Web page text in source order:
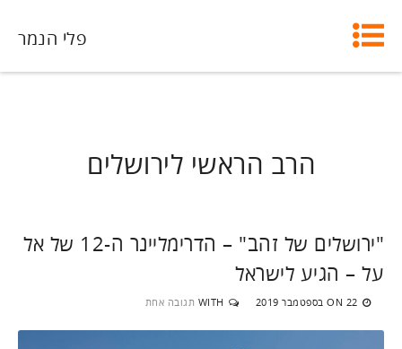
פלי הנמר
הרב הראשי לירושלים
"ירושלים של זהב" – הדרימליינר ה-12 של אל
על – הגיע לישראל
ON 22 בספטמבר 2019 WITH תגובה אחת